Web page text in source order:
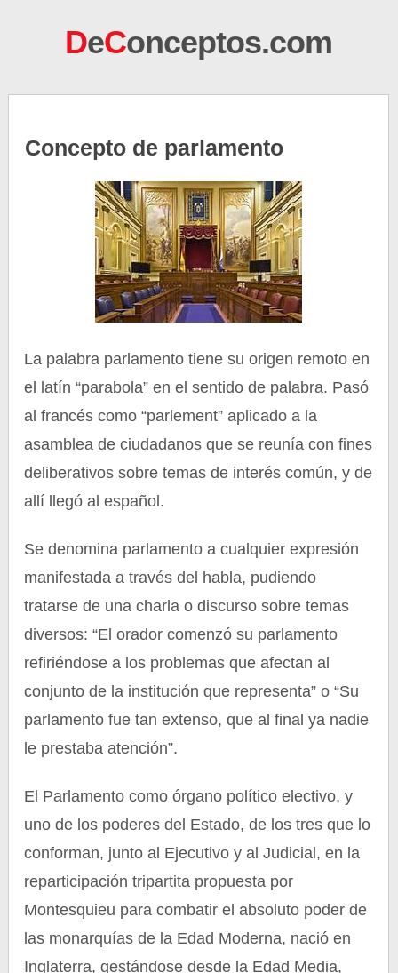
DeConceptos.com
Concepto de parlamento
La palabra parlamento tiene su origen remoto en
el latín “parabola” en el sentido de palabra. Pasó
al francés como “parlement” aplicado a la
asamblea de ciudadanos que se reunía con fines
deliberativos sobre temas de interés común, y de
allí llegó al español.
Se denomina parlamento a cualquier expresión
manifestada a través del habla, pudiendo
tratarse de una charla o discurso sobre temas
diversos: “El orador comenzó su parlamento
refiriéndose a los problemas que afectan al
conjunto de la institución que representa” o “Su
parlamento fue tan extenso, que al final ya nadie
le prestaba atención”.
El Parlamento como órgano político electivo, y
uno de los poderes del Estado, de los tres que lo
conforman, junto al Ejecutivo y al Judicial, en la
reparticipación tripartita propuesta por
Montesquieu para combatir el absoluto poder de
las monarquías de la Edad Moderna, nació en
Inglaterra, gestándose desde la Edad Media,